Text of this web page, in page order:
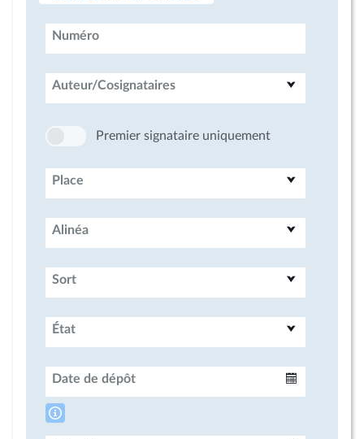
Numéro
Auteur/Cosignataires
Premier signataire uniquement
Place
Alinéa
Sort
État
Date de dépôt